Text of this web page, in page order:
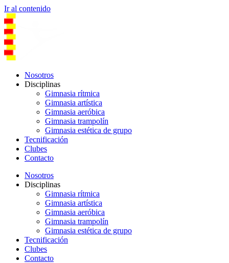
Ir al contenido
Nosotros
Disciplinas
Gimnasia rítmica
Gimnasia artística
Gimnasia aeróbica
Gimnasia trampolín
Gimnasia estética de grupo
Tecnificación
Clubes
Contacto
Nosotros
Disciplinas
Gimnasia rítmica
Gimnasia artística
Gimnasia aeróbica
Gimnasia trampolín
Gimnasia estética de grupo
Tecnificación
Clubes
Contacto